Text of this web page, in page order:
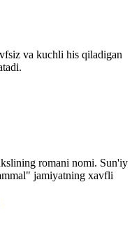
va kuchli his qiladigan
romani nomi. Sun'iy
jamiyatning xavfli